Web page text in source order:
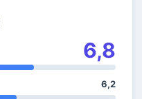
6,8
6,2